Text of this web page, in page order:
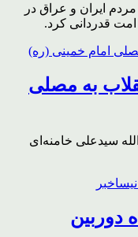
ایران و عراق در
امت قدردانی کرد.
به مصلی
سیدعلی خامنه‌ای
دوربین